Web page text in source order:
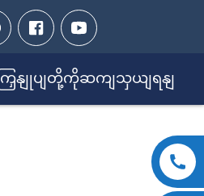
ကြှနျုပျတို့ကိုဆကျသှယျရနျ